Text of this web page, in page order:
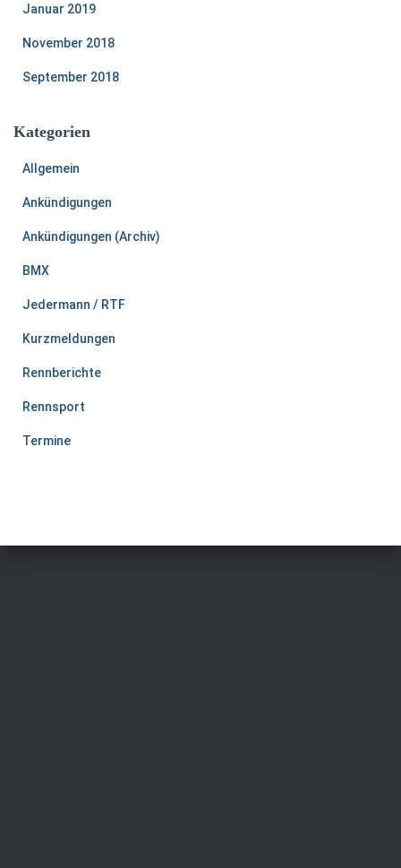
Januar 2019
November 2018
September 2018
Kategorien
Allgemein
Ankündigungen
Ankündigungen (Archiv)
BMX
Jedermann / RTF
Kurzmeldungen
Rennberichte
Rennsport
Termine